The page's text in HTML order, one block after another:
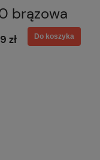
brązowa
zł Do koszyka